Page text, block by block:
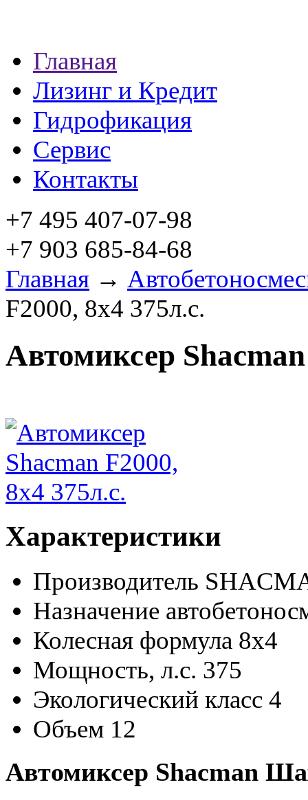
Главная
Лизинг и Кредит
Гидрофикация
Сервис
Контакты
+7 495 407-07-98
+7 903 685-84-68
Главная →
F2000, 8х4 375л.с.
Автомиксер
Характеристики
Производитель
Назначение
Колесная формула 8x4
Мощность, л.с. 375
Экологический класс 4
Объем 12
Автомиксер Shaсman